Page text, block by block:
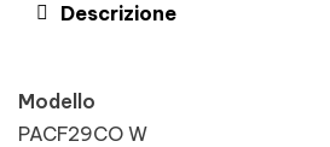
Descrizione
Modello
PACF29CO W